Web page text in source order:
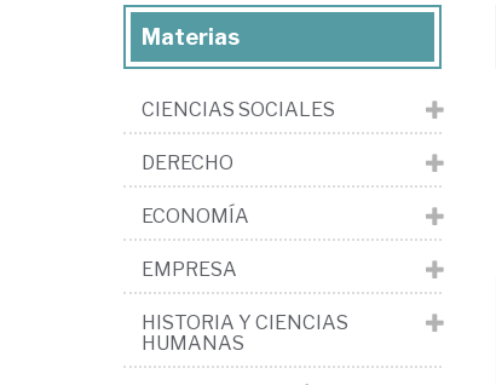
Materias
CIENCIAS SOCIALES
DERECHO
ECONOMÍA
EMPRESA
HISTORIA Y CIENCIAS
HUMANAS